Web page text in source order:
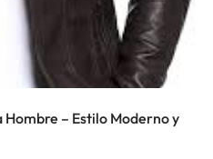
Hombre – Estilo Moderno y